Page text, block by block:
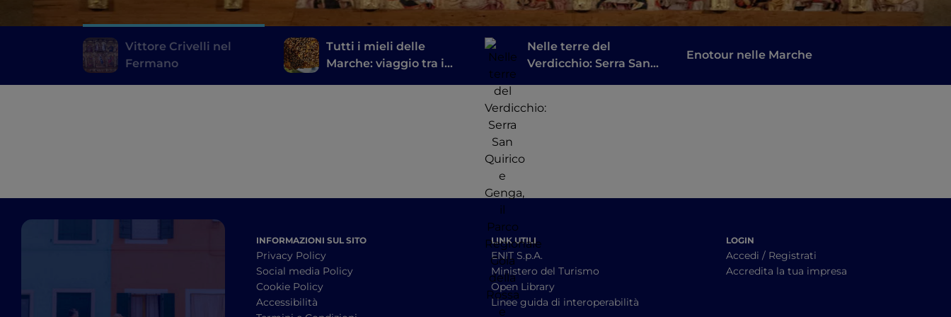
Vittore Crivelli nel
Fermano
Tutti i mieli delle
Marche: viaggio tra i
Nelle terre del
Verdicchio: Serra San
della Rossa e Frasassi e
Enotour nelle Marche
INFORMAZIONI SUL SITO
Privacy Policy
Social media Policy
Cookie Policy
Accessibilità
LINK UTILI
ENIT S.p.A.
Ministero del Turismo
Open Library
Linee guida di interoperabilità
LOGIN
Accedi / Registrati
Accredita la tua impresa